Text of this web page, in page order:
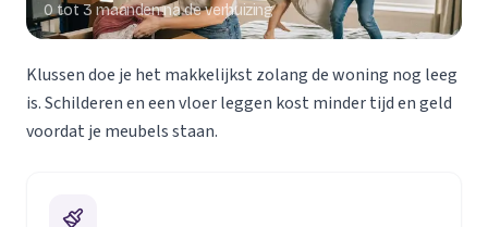
0 tot 3 maanden na de verhuizing
Klussen doe je het makkelijkst zolang de woning nog leeg
is. Schilderen en een vloer leggen kost minder tijd en geld
voordat je meubels staan.